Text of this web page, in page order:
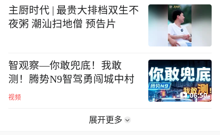
主厨时代 | 最贵大排档双生不
夜粥 潮汕扫地僧 预告片
智观察—你敢兜底！我敢
测！腾势N9智驾勇闯城中村
视频 06:50
展开更多